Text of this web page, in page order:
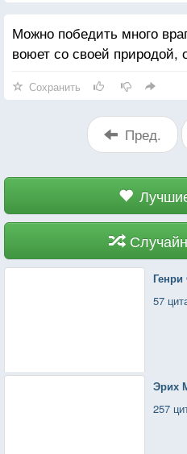
Можно победить много
воюет со своей природой,
Сохранить
Пред.
57
Эрих
257